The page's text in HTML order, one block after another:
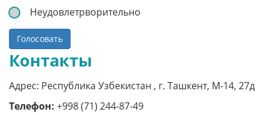
Неудовлетрворительно
Голосовать
Контакты
Адрес: Республика Узбекистан , г. Ташкент, M-14, 27д
Телефон: +998 (71) 244-87-49